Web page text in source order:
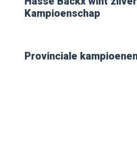
Kampioenschap
Provinciale